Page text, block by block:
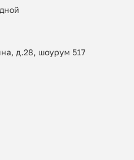
д.28, шоурум 517